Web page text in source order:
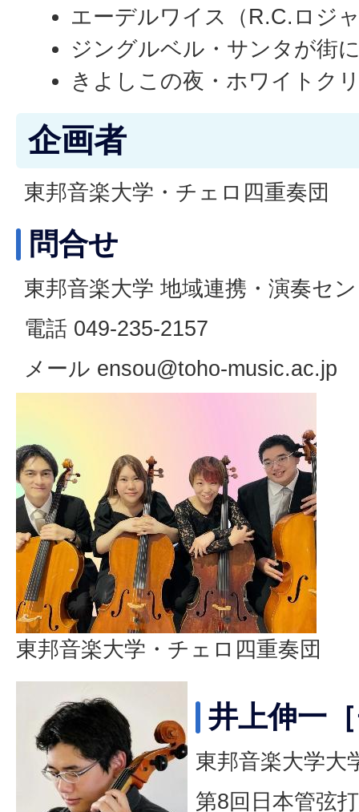
エーデルワイス（R.C.ロジ
ジングルベル・サンタが街
きよしこの夜・ホワイトク
企画者
東邦音楽大学・チェロ四重奏団
問合せ
東邦音楽大学 地域連携・演奏セ
電話 049-235-2157
メール ensou@toho-music.ac.jp
東邦音楽大学・チェロ四重奏団
井上伸一
東邦音楽大学大
第8回日本管弦